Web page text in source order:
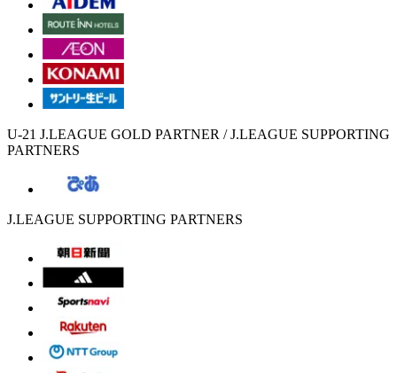
U-21 J.LEAGUE GOLD PARTNER / J.LEAGUE SUPPORTING
PARTNERS
J.LEAGUE SUPPORTING PARTNERS